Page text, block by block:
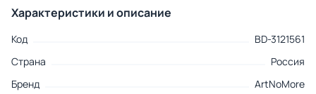
Характеристики и описание
Код
BD-3121561
Страна
Россия
Бренд
ArtNoMore